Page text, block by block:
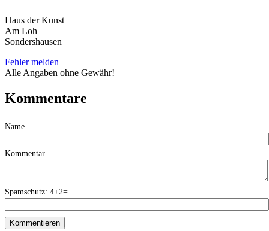
Haus der Kunst
Am Loh
Sondershausen
Fehler melden
Alle Angaben ohne Gewähr!
Kommentare
Name
Kommentar
Spamschutz: 4+2=